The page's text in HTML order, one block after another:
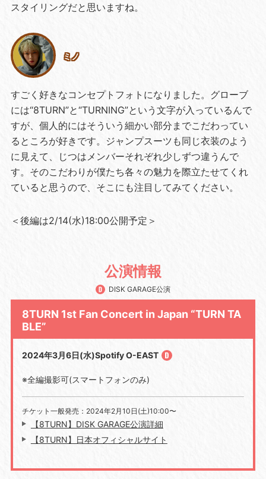
スタイリングだと思いますね。
ミノ
すごく好きなコンセプトフォトになりました。グローブ
には“8TURN”と“TURNING”という文字が入っているんで
すが、個人的にはそういう細かい部分までこだわってい
るところが好きです。ジャンプスーツも同じ衣装のよう
に見えて、じつはメンバーそれぞれ少しずつ違うんで
す。そのこだわりが僕たち各々の魅力を際立たせてくれ
ていると思うので、そこにも注目してみてください。
＜後編は2/14(水)18:00公開予定＞
公演情報
DISK GARAGE公演
8TURN 1st Fan Concert in Japan “TURN TA
BLE”
2024年3月6日(水)Spotify O-EAST
※全編撮影可(スマートフォンのみ)
チケット一般発売：2024年2月10日(土)10:00〜
【8TURN】DISK GARAGE公演詳細
【8TURN】日本オフィシャルサイト